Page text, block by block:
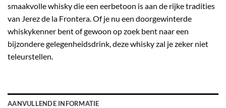
smaakvolle whisky die een eerbetoon is aan de rijke tradities
van Jerez de la Frontera. Of je nu een doorgewinterde
whiskykenner bent of gewoon op zoek bent naar een
bijzondere gelegenheidsdrink, deze whisky zal je zeker niet
teleurstellen.
AANVULLENDE INFORMATIE